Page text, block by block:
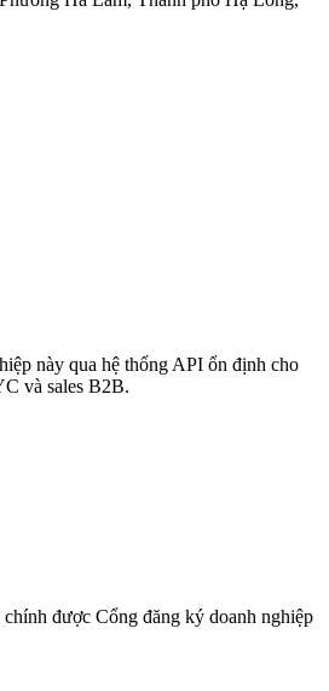
này qua hệ thống API ổn định cho
và sales B2B.
được Cổng đăng ký doanh nghiệp